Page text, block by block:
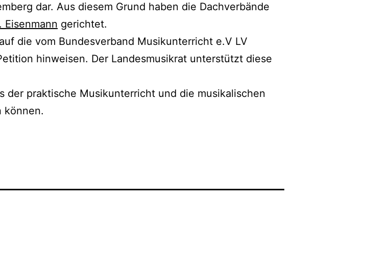
dar. Aus diesem Grund haben die Dachverbände
Eisenmann gerichtet.
die vom Bundesverband Musikunterricht e.V LV
hinweisen. Der Landesmusikrat unterstützt diese
praktische Musikunterricht und die musikalischen
können.